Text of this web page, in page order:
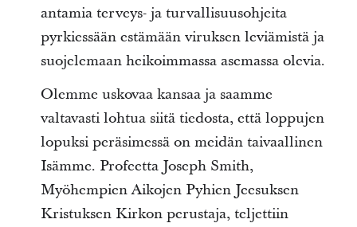
antamia terveys- ja turvallisuusohjeita
pyrkiessään estämään viruksen leviämistä ja
suojelemaan heikoimmassa asemassa olevia.
Olemme uskovaa kansaa ja saamme
valtavasti lohtua siitä tiedosta, että loppujen
lopuksi peräsimessä on meidän taivaallinen
Isämme. Profeetta Joseph Smith,
Myöhempien Aikojen Pyhien Jeesuksen
Kristuksen Kirkon perustaja, teljettiin